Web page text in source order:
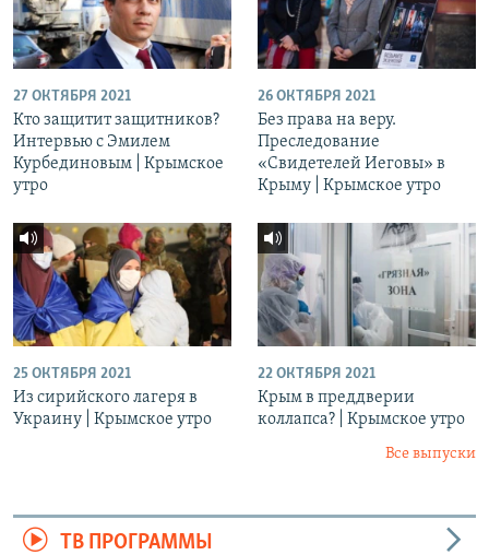
27 ОКТЯБРЯ 2021
Кто защитит защитников?
Интервью с Эмилем
Курбединовым | Крымское
утро
26 ОКТЯБРЯ 2021
Без права на веру.
Преследование
«Свидетелей Иеговы» в
Крыму | Крымское утро
25 ОКТЯБРЯ 2021
Из сирийского лагеря в
Украину | Крымское утро
22 ОКТЯБРЯ 2021
Крым в преддверии
коллапса? | Крымское утро
Все выпуски
ТВ ПРОГРАММЫ